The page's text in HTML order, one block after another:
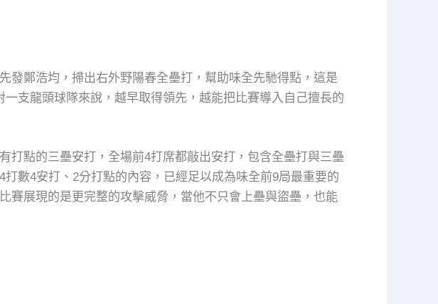
發鄭浩均，掃出右外野陽春全壘打，幫助味全先馳得點，這是
支龍頭球隊來說，越早取得領先，越能把比賽導入自己擅長的
打點的三壘安打，全場前4打席都敲出安打，包含全壘打與三壘
數4安打、2分打點的內容，已經足以成為味全前9局最重要的
賽展現的是更完整的攻擊威脅，當他不只會上壘與盜壘，也能